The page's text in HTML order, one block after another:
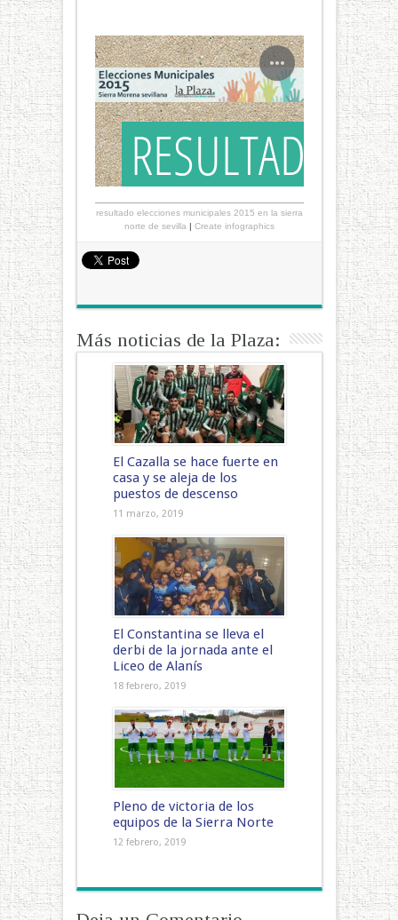
resultado elecciones municipales 2015 en la sierra
norte de sevilla| Create infographics
Más noticias de la Plaza:
El Cazalla se hace fuerte en
casa y se aleja de los
puestos de descenso
11 marzo, 2019
El Constantina se lleva el
derbi de la jornada ante el
Liceo de Alanís
18 febrero, 2019
Pleno de victoria de los
equipos de la Sierra Norte
12 febrero, 2019